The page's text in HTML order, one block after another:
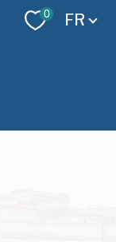
0 Langue
FR